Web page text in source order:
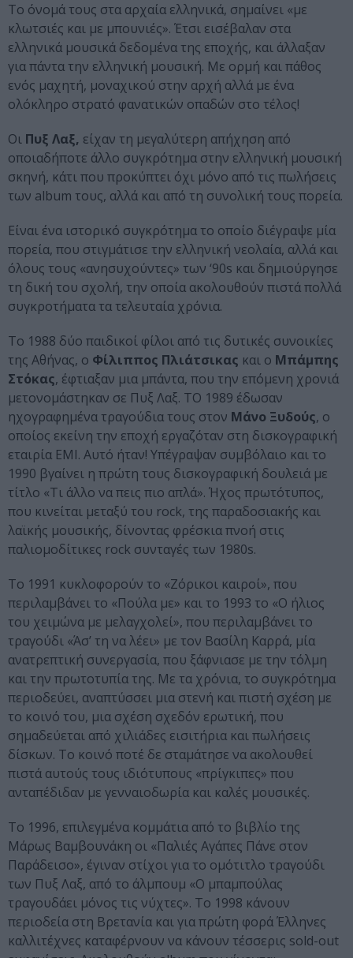
Το όνομά τους στα αρχαία ελληνικά, σημαίνει «με
κλωτσιές και με μπουνιές». Έτσι εισέβαλαν στα
ελληνικά μουσικά δεδομένα της εποχής, και άλλαξαν
για πάντα την ελληνική μουσική. Με ορμή και πάθος
ενός μαχητή, μοναχικού στην αρχή αλλά με ένα
ολόκληρο στρατό φανατικών οπαδών στο τέλος!
Οι Πυξ Λαξ, είχαν τη μεγαλύτερη απήχηση από
οποιαδήποτε άλλο συγκρότημα στην ελληνική μουσική
σκηνή, κάτι που προκύπτει όχι μόνο από τις πωλήσεις
των album τους, αλλά και από τη συνολική τους πορεία.
Είναι ένα ιστορικό συγκρότημα το οποίο διέγραψε μία
πορεία, που στιγμάτισε την ελληνική νεολαία, αλλά και
όλους τους «ανησυχούντες» των ‘90s και δημιούργησε
τη δική του σχολή, την οποία ακολουθούν πιστά πολλά
συγκροτήματα τα τελευταία χρόνια.
Το 1988 δύο παιδικοί φίλοι από τις δυτικές συνοικίες
της Αθήνας, ο Φίλιππος Πλιάτσικας και ο Μπάμπης
Στόκας, έφτιαξαν μια μπάντα, που την επόμενη χρονιά
μετονομάστηκαν σε Πυξ Λαξ. ΤΟ 1989 έδωσαν
ηχογραφημένα τραγούδια τους στον Μάνο Ξυδούς, ο
οποίος εκείνη την εποχή εργαζόταν στη δισκογραφική
εταιρία ΕΜΙ. Αυτό ήταν! Υπέγραψαν συμβόλαιο και το
1990 βγαίνει η πρώτη τους δισκογραφική δουλειά με
τίτλο «Τι άλλο να πεις πιο απλά». Ήχος πρωτότυπος,
που κινείται μεταξύ του rock, της παραδοσιακής και
λαϊκής μουσικής, δίνοντας φρέσκια πνοή στις
παλιομοδίτικες rock συνταγές των 1980s.
Το 1991 κυκλοφορούν το «Ζόρικοι καιροί», που
περιλαμβάνει το «Πούλα με» και το 1993 το «Ο ήλιος
του χειμώνα με μελαγχολεί», που περιλαμβάνει το
τραγούδι «Άσ’ τη να λέει» με τον Βασίλη Καρρά, μία
ανατρεπτική συνεργασία, που ξάφνιασε με την τόλμη
και την πρωτοτυπία της. Με τα χρόνια, το συγκρότημα
περιοδεύει, αναπτύσσει μια στενή και πιστή σχέση με
το κοινό του, μια σχέση σχεδόν ερωτική, που
σημαδεύεται από χιλιάδες εισιτήρια και πωλήσεις
δίσκων. Το κοινό ποτέ δε σταμάτησε να ακολουθεί
πιστά αυτούς τους ιδιότυπους «πρίγκιπες» που
ανταπέδιδαν με γενναιοδωρία και καλές μουσικές.
Το 1996, επιλεγμένα κομμάτια από το βιβλίο της
Μάρως Βαμβουνάκη οι «Παλιές Αγάπες Πάνε στον
Παράδεισο», έγιναν στίχοι για το ομότιτλο τραγούδι
των Πυξ Λαξ, από το άλμπουμ «Ο μπαμπούλας
τραγουδάει μόνος τις νύχτες». Το 1998 κάνουν
περιοδεία στη Βρετανία και για πρώτη φορά Έλληνες
καλλιτέχνες καταφέρνουν να κάνουν τέσσερις sold-out